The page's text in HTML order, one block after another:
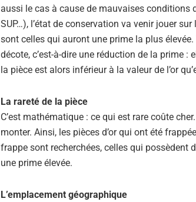
aussi le cas à cause de mauvaises conditions
SUP…), l’état de conservation va venir jouer
sont celles qui auront une prime la plus
décote, c’est-à-dire une réduction de la prime
la pièce est alors inférieur à la valeur de l’or
La rareté de la pièce
C’est mathématique : ce qui est rare coûte
monter. Ainsi, les pièces d’or qui ont été
frappe sont recherchées, celles qui possèdent
une prime élevée.
L’emplacement géographique